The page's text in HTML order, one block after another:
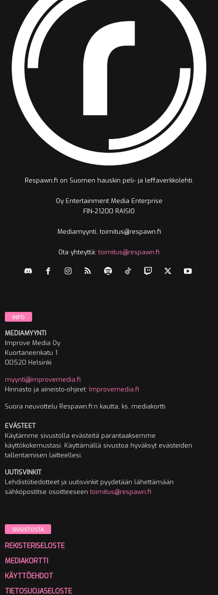
Respawn.fi on Suomen hauskin peli- ja leffaverkkolehti.
Oy Entertainment Media Enterprise
FIN-21200 RAISIO
Mediamyynti, toimitus@respawn.fi
Ota yhteyttä:toimitus@respawn.fi
INFO
MEDIAMYYNTI
Improve Media Oy
Kuortaneenkatu 1
00520 Helsinki
myynti@improvemedia.fi
Hinnasto ja aineisto-ohjeet: Improvemedia.fi
Suora neuvottelu Respawn.fi:n kautta, ks. mediakortti
EVÄSTEET
Käytämme sivustolla evästeitä parantaaksemme
käyttökokemustasi. Käyttämällä sivustoa hyväksyt evästeiden
tallentamisen laitteellesi.
UUTISVINKIT
Lehdistötiedotteet ja uutisvinkit pyydetään lähettämään
sähköpostitse osoitteeseentoimitus@respawn.fi
SIVUSTOSTA
REKISTERISELOSTE
MEDIAKORTTI
KÄYTTÖEHDOT
TIETOSUOJASELOSTE